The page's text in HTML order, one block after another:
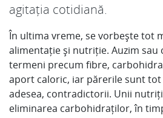
agitația cotidiană.
În ultima vreme, se vorbește tot
alimentație și nutriție. Auzim
termeni precum fibre,
aport caloric, iar părerile sunt
adesea, contradictorii. Unii
eliminarea carbohidraților, în